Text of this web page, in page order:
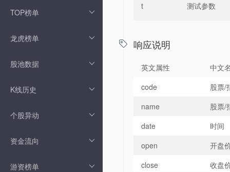
TOP榜单
龙虎榜单
股池数据
K线历史
个股异动
资金流向
游资榜单
t 测试参数
 响应说明
英文属性
中文
code
股票/
name
股票/
date
时间
open
开盘
close
收盘